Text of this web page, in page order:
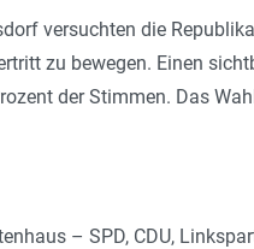
versuchten die
zu bewegen. Einen
der Stimmen. Das
– SPD, CDU,